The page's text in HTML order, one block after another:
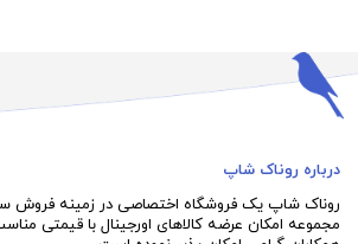
درباره روناک شاپ
مجموعه امکان عرضه کالاهای اورجینال با قیمتی